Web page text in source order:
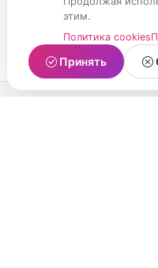
этим.
Политика cookies
Принять